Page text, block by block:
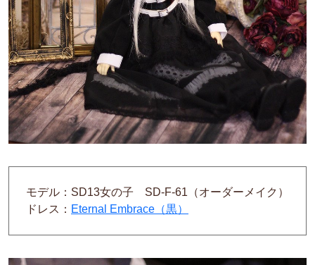
モデル：SD13女の子 SD-F-61（オーダーメイク）
ドレス： Eternal Embrace（黒）